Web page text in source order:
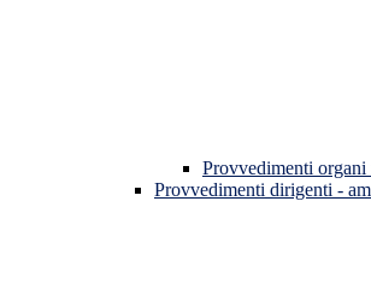
Provvedimenti
Provvedimenti dirigenti -